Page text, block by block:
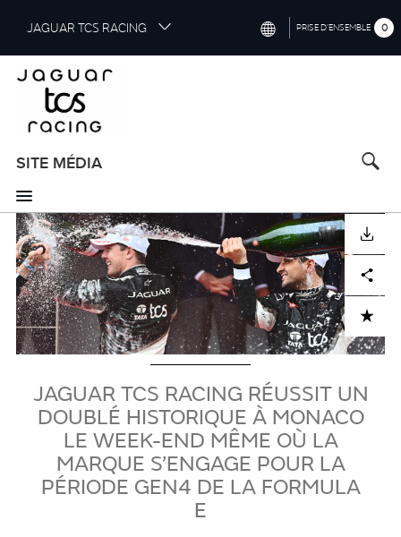
i
p
a
n
c
o
n
e
n
JAGUAR TCS RACING
ITALY (ITALIANO)
PRISE D’ENSEMBLE 0
SITE MÉDIA
Visuel
TÉLÉCHARGER
ADD TO CART
Facebook
X LinkedInShare
JAGUAR TCS RACING RÉUSSIT UN
DOUBLÉ HISTORIQUE À MONACO
LE WEEK-END MÊME OÙ LA
MARQUE S’ENGAGE POUR LA
PÉRIODE GEN4 DE LA FORMULA
E